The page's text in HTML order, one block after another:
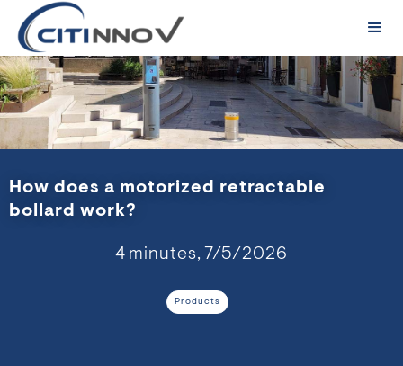
How does a motorized retractable
bollard work?
4 minutes, 7/5/2026
Products